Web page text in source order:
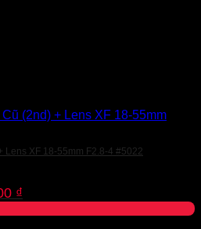
Lens XF 18-55mm F2.8-4 #5022
₫
hiện
tại